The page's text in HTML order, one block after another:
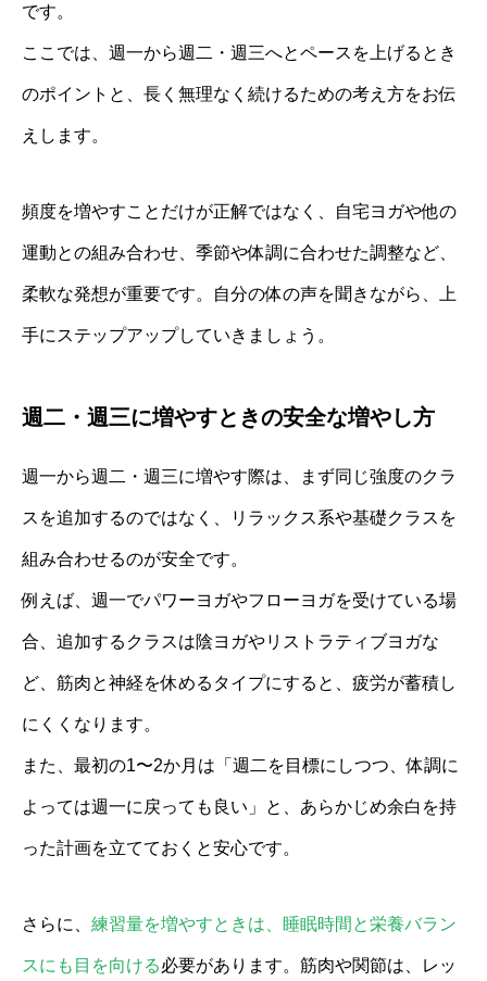
です。
ここでは、週一から週二・週三へとペースを上げるとき
のポイントと、長く無理なく続けるための考え方をお伝
えします。
頻度を増やすことだけが正解ではなく、自宅ヨガや他の
運動との組み合わせ、季節や体調に合わせた調整など、
柔軟な発想が重要です。自分の体の声を聞きながら、上
手にステップアップしていきましょう。
週二・週三に増やすときの安全な増やし方
週一から週二・週三に増やす際は、まず同じ強度のクラ
スを追加するのではなく、リラックス系や基礎クラスを
組み合わせるのが安全です。
例えば、週一でパワーヨガやフローヨガを受けている場
合、追加するクラスは陰ヨガやリストラティブヨガな
ど、筋肉と神経を休めるタイプにすると、疲労が蓄積し
にくくなります。
また、最初の1〜2か月は「週二を目標にしつつ、体調に
よっては週一に戻っても良い」と、あらかじめ余白を持
った計画を立てておくと安心です。
さらに、 練習量を増やすときは、睡眠時間と栄養バラン
スにも目を向ける必要があります。筋肉や関節は、レッ